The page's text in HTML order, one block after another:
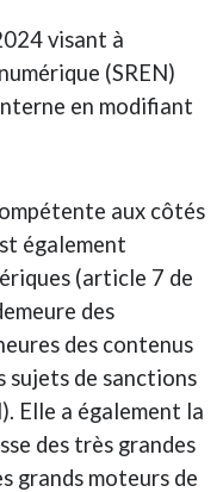
visant à
(SREN)
en modifiant
aux côtés
également
(article 7 de
des
des contenus
sujets de sanctions
Elle a également la
des très grandes
grands moteurs de